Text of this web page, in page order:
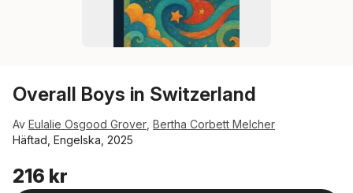
Overall Boys in Switzerland
Av Eulalie Osgood Grover Bertha Corbett Melcher
Häftad, Engelska, 2025
216 kr